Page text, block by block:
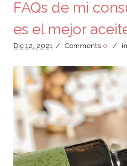
FAQs de mi
es el mejor
Dic12, 2021 / Comments 0 / in